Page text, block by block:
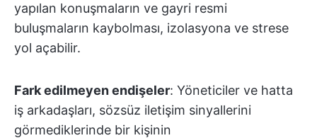
yapılan konuşmaların ve gayri resmi
buluşmaların kaybolması, izolasyona ve strese
yol açabilir.
Fark edilmeyen endişeler: Yöneticiler ve hatta
iş arkadaşları, sözsüz iletişim sinyallerini
görmediklerinde bir kişinin